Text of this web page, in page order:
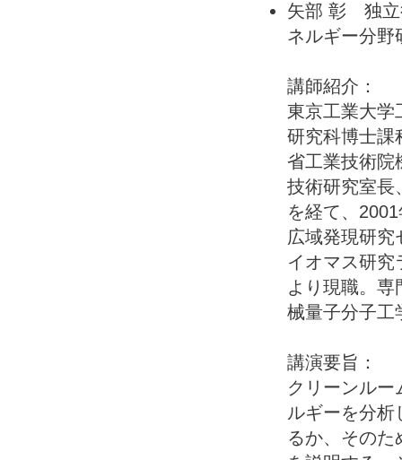
矢部 彰 独立
ネルギー分野
講師紹介：
東京工業大学
研究科博士課
省工業技術院
技術研究室長
を経て、
広域発現研究
イオマス研究
より現職。
械量子分子工
講演要旨：
クリーンルー
ルギーを分
るか、そのた